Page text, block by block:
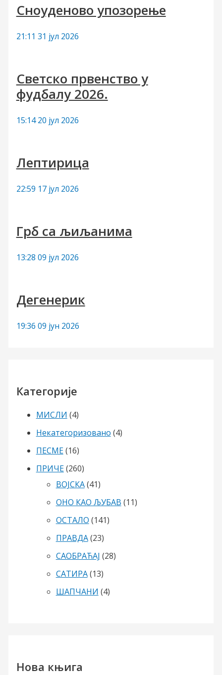
з
Сноуденово упозорење
21:11 31 јул 2026
Светско првенство у
фудбалу 2026.
15:14 20 јул 2026
Лептирица
22:59 17 јул 2026
Грб са љиљанима
13:28 09 јул 2026
Дегенерик
19:36 09 јун 2026
Категорије
МИСЛИ (4)
Некатегоризовано (4)
ПЕСМЕ(16)
ПРИЧЕ(260)
ВОЈСКА(41)
ОНО КАО ЉУБАВ (11)
ОСТАЛО (141)
ПРАВДА(23)
САОБРАЋАЈ (28)
САТИРА(13)
ШАПЧАНИ (4)
Нова књига